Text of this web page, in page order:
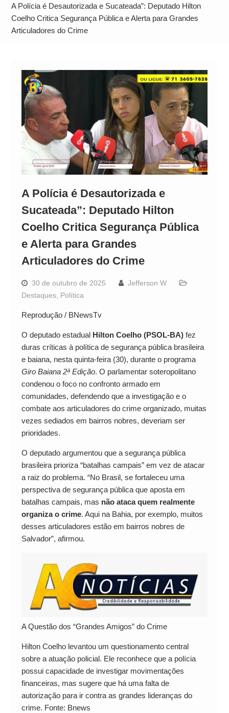
Operação Ágio: Ação policial na Bahia prende 14
suspeitos e mira rede ligada a ‘Zói de Gato’, do
Comando Vermelho
A Polícia é Desautorizada e Sucateada”: Deputado Hilton
Coelho Critica Segurança Pública e Alerta para Grandes
Articuladores do Crime
A Polícia é Desautorizada e
Sucateada”: Deputado Hilton
Coelho Critica Segurança Pública
e Alerta para Grandes
Articuladores do Crime
30 de outubro de 2025
Jefferson W
Destaques, Política
Reprodução / BNewsTv
O deputado estadual Hilton Coelho (PSOL-BA)fez
duras críticas à política de segurança pública brasileira
e baiana, nesta quinta-feira (30), durante o programa
Giro Baiana 2ª Edição. O parlamentar soteropolitano
condenou o foco no confronto armado em
comunidades, defendendo que a investigação e o
combate aos articuladores do crime organizado, muitas
vezes sediados em bairros nobres, deveriam ser
prioridades.
O deputado argumentou que a segurança pública
brasileira prioriza “batalhas campais” em vez de atacar
a raiz do problema. “No Brasil, se fortaleceu uma
perspectiva de segurança pública que aposta em
batalhas campais, mas não ataca quem realmente
organiza o crime. Aqui na Bahia, por exemplo, muitos
desses articuladores estão em bairros nobres de
Salvador”, afirmou.
A Questão dos “Grandes Amigos” do Crime
Hilton Coelho levantou um questionamento central
sobre a atuação policial. Ele reconhece que a polícia
possui capacidade de investigar movimentações
financeiras, mas sugere que há uma falta de
autorização para ir contra as grandes lideranças do
crime. Fonte: Bnews